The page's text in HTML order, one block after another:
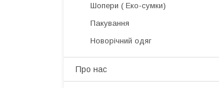
Шопери ( Еко-сумки)
Пакування
Новорічний одяг
Про нас